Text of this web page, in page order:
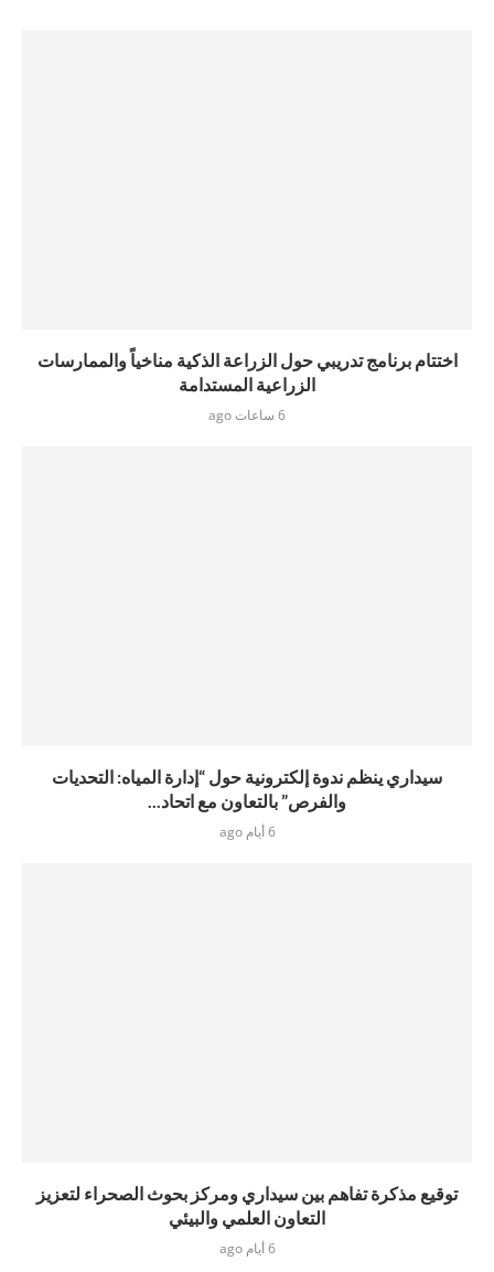
اختتام برنامج تدريبي حول الزراعة الذكية مناخياً والممارسات
الزراعية المستدامة
6 ساعات ago
سيداري ينظم ندوة إلكترونية حول “إدارة المياه: التحديات
والفرص” بالتعاون مع اتحاد...
6 أيام ago
توقيع مذكرة تفاهم بين سيداري ومركز بحوث الصحراء لتعزيز
التعاون العلمي والبيئي
6 أيام ago